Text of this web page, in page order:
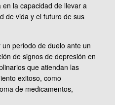
la capacidad de llevar a
de vida y el futuro de sus
periodo de duelo ante un
de signos de depresión en
que atiendan las
exitoso, como
de medicamentos,